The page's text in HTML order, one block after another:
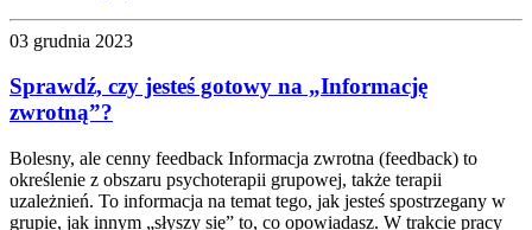
03 grudnia 2023
Sprawdź, czy jesteś gotowy na „Informację
zwrotną”?
Bolesny, ale cenny feedback Informacja zwrotna (feedback) to
określenie z obszaru psychoterapii grupowej, także terapii
uzależnień. To informacja na temat tego, jak jesteś spostrzegany w
grupie, jak innym „słyszy się” to, co opowiadasz. W trakcie pracy